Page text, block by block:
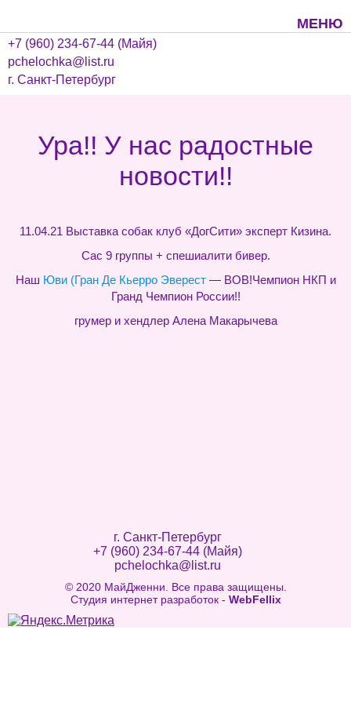
МЕНЮ
+7 (960) 234-67-44 (Майя)
pchelochka@list.ru
г. Санкт-Петербург
Ура!! У нас радостные
новости!!
11.04.21 Выставка собак клуб «ДогСити» эксперт Кизина.
Сас 9 группы + спешиалити бивер.
Наш Юви (Гран Де Кьерро Эверест— BOB!Чемпион НКП и
Гранд Чемпион России!!
грумер и хендлер Алена Макарычева
г. Санкт-Петербург
+7 (960) 234-67-44 (Майя)
pchelochka@list.ru
© 2020 МайДженни. Все права защищены.
Студия интернет разработок - WebFellix